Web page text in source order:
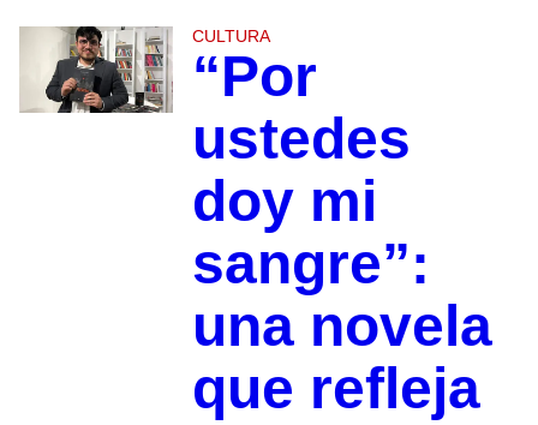
CULTURA
“Por
ustedes
doy mi
sangre”:
una novela
que refleja